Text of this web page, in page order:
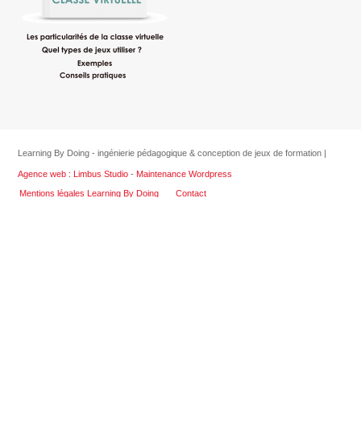
Learning By Doing - ingénierie pédagogique & conception de jeux de formation |
Agence web : Limbus Studio - Maintenance Wordpress
Mentions légales Learning By Doing
Contact